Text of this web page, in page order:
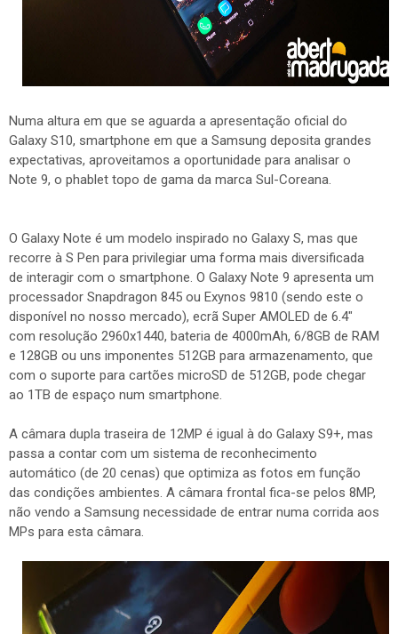
Numa altura em que se aguarda a apresentação oficial do
Galaxy S10, smartphone em que a Samsung deposita grandes
expectativas, aproveitamos a oportunidade para analisar o
Note 9, o phablet topo de gama da marca Sul-Coreana.
O Galaxy Note é um modelo inspirado no Galaxy S, mas que
recorre à S Pen para privilegiar uma forma mais diversificada
de interagir com o smartphone. O Galaxy Note 9 apresenta um
processador Snapdragon 845 ou Exynos 9810 (sendo este o
disponível no nosso mercado), ecrã Super AMOLED de 6.4"
com resolução 2960x1440, bateria de 4000mAh, 6/8GB de RAM
e 128GB ou uns imponentes 512GB para armazenamento, que
com o suporte para cartões microSD de 512GB, pode chegar
ao 1TB de espaço num smartphone.
A câmara dupla traseira de 12MP é igual à do Galaxy S9+, mas
passa a contar com um sistema de reconhecimento
automático (de 20 cenas) que optimiza as fotos em função
das condições ambientes. A câmara frontal fica-se pelos 8MP,
não vendo a Samsung necessidade de entrar numa corrida aos
MPs para esta câmara.